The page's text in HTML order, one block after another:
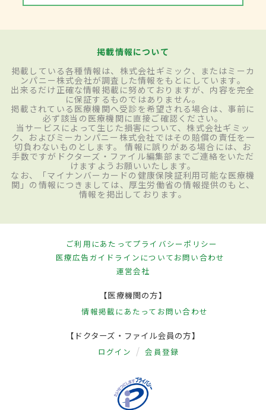
掲載情報について
掲載している各種情報は、株式会社ギミック、またはミーカ
ンパニー株式会社が調査した情報をもとにしています。
出来るだけ正確な情報掲載に努めておりますが、内容を完全
に保証するものではありません。
掲載されている医療機関へ受診を希望される場合は、事前に
必ず該当の医療機関に直接ご確認ください。
当サービスによって生じた損害について、株式会社ギミッ
ク、およびミーカンパニー株式会社ではその賠償の責任を一
切負わないものとします。 情報に誤りがある場合には、お
手数ですがドクターズ・ファイル編集部までご連絡をいただ
けますようお願いいたします。
なお、「マイナンバーカードの健康保険証利用可能な医療機
関」の情報につきましては、厚生労働省の情報提供のもと、
情報を掲出しております。
ご利用にあたってプライバシーポリシー
医療広告ガイドラインについてお問い合わせ
運営会社
【医療機関の方】
情報掲載にあたって お問い合わせ
【ドクターズ・ファイル会員の方】
ログイン 会員登録